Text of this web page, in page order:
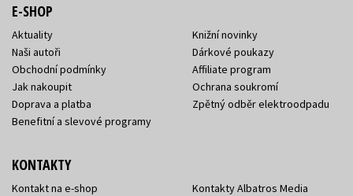
E-SHOP
Aktuality
Naši autoři
Obchodní podmínky
Jak nakoupit
Doprava a platba
Benefitní a slevové programy
Knižní novinky
Dárkové poukazy
Affiliate program
Ochrana soukromí
Zpětný odběr elektroodpadu
KONTAKTY
Kontakt na e-shop
Kontakty Albatros Media